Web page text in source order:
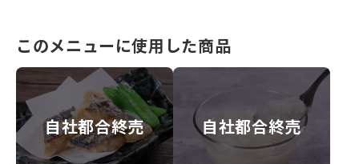
このメニューに使用した商品
自社都合終売 自社都合終売